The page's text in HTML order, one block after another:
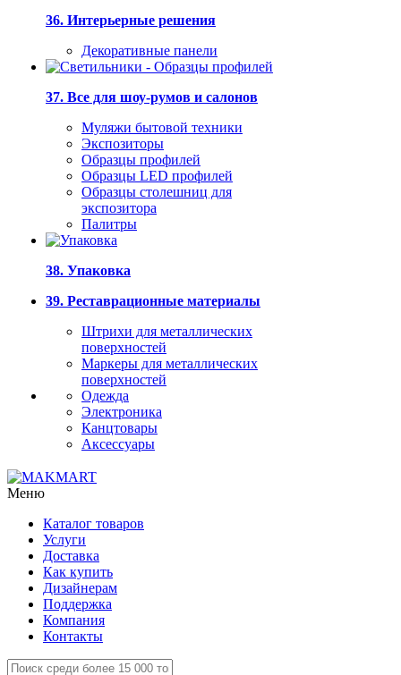
36. Интерьерные решения
Декоративные панели
37. Все для шоу-румов и салонов
Муляжи бытовой техники
Экспозиторы
Образцы профилей
Образцы LED профилей
Образцы столешниц для
экспозитора
Палитры
38. Упаковка
39. Реставрационные материалы
Штрихи для металлических
поверхностей
Маркеры для металлических
поверхностей
Одежда
Электроника
Канцтовары
Аксессуары
Меню
Каталог товаров
Услуги
Доставка
Как купить
Дизайнерам
Поддержка
Компания
Контакты